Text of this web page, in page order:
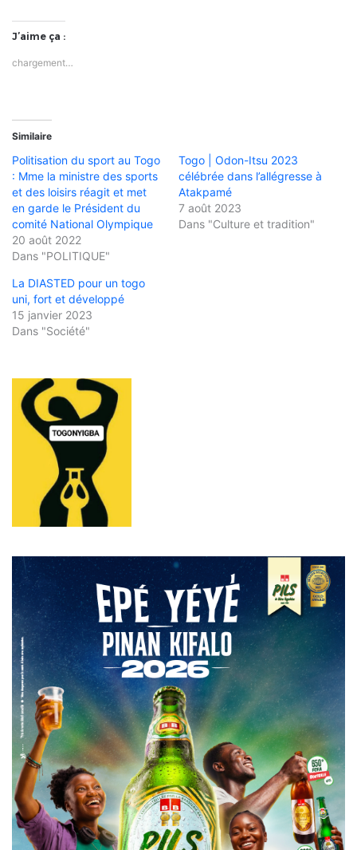
J’aime ça :
chargement…
Similaire
Politisation du sport au Togo
: Mme la ministre des sports
et des loisirs réagit et met
en garde le Président du
comité National Olympique
20 août 2022
Dans "POLITIQUE"
Togo | Odon-Itsu 2023
célébrée dans l’allégresse à
Atakpamé
7 août 2023
Dans "Culture et tradition"
La DIASTED pour un togo
uni, fort et développé
15 janvier 2023
Dans "Société"